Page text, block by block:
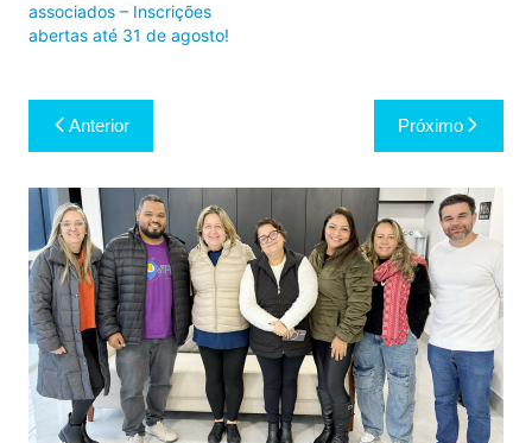
associados – Inscrições
abertas até 31 de agosto!
Navegação
de
Post
Anterior Próximo